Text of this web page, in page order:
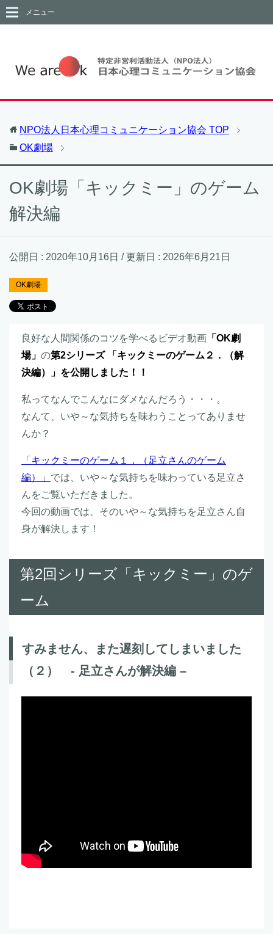
メニュー
NPO法人日本心理コミュニケーション協会 TOP
OK劇場
OK劇場「キックミー」のゲーム
解決編
公開日 : 2020年10月16日 / 更新日 : 2026年6月21日
OK劇場
良好な人間関係のコツを学べるビデオ動画 「OK劇
場」 の第2シリーズ 「キックミーのゲーム２．（解
決編）」を公開しました！！
私ってなんでこんなにダメなんだろう・・・。
なんて、いや～な気持ちを味わうことってありませ
んか？
「キックミーのゲーム１．（足立さんのゲーム
編）」 では、いや～な気持ちを味わっている足立さ
んをご覧いただきました。
今回の動画では、そのいや～な気持ちを足立さん自
身が解決します！
第2回シリーズ「キックミー」のゲ
ーム
すみません、また遅刻してしまいました
（２） - 足立さんが解決編 –